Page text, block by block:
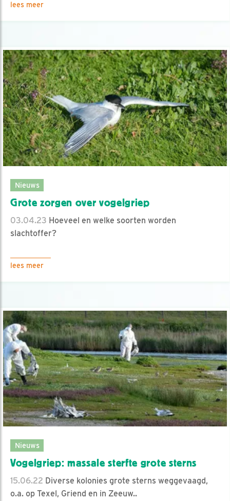
lees meer
Nieuws
Grote zorgen over vogelgriep
03.04.23 Hoeveel en welke soorten worden
slachtoffer?
lees meer
Nieuws
Vogelgriep: massale sterfte grote sterns
15.06.22 Diverse kolonies grote sterns weggevaagd,
o.a. op Texel, Griend en in Zeeuw..